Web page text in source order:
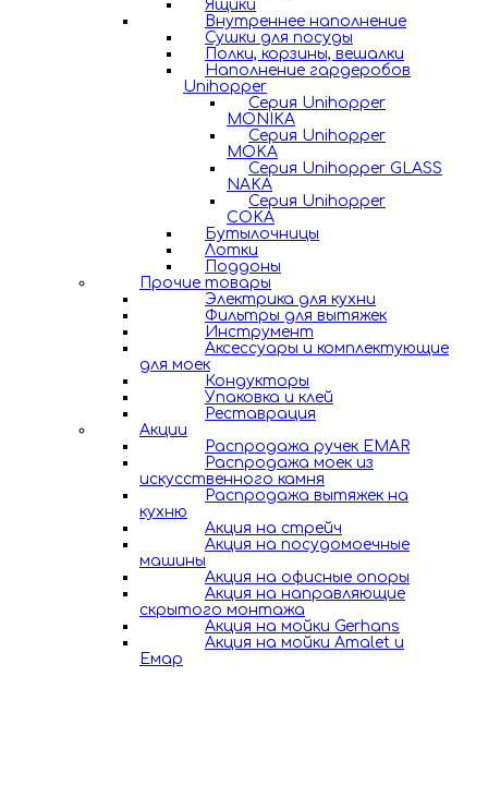
Ящики
Внутреннее наполнение
Сушки для посуды
Полки, корзины, вешалки
Наполнение гардеробов
Unihopper
Серия Unihopper
MONIKA
Серия Unihopper
MOKA
Серия Unihopper GLASS
NAKA
Серия Unihopper
COKA
Бутылочницы
Лотки
Поддоны
Прочие товары
Электрика для кухни
Фильтры для вытяжек
Инструмент
Аксессуары и комплектующие
для моек
Кондукторы
Упаковка и клей
Реставрация
Акции
Распродажа ручек EMAR
Распродажа моек из
искусственного камня
Распродажа вытяжек на
кухню
Акция на стрейч
Акция на посудомоечные
машины
Акция на офисные опоры
Акция на направляющие
скрытого монтажа
Акция на мойки Gerhans
Акция на мойки Amalet и
Емар